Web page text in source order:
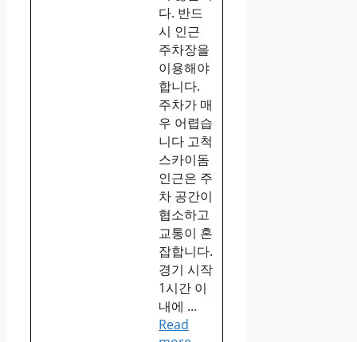
다. 반드
시 인근
주차장을
이용해야
합니다.
주차가 매
우 어렵습
니다 고척
스카이돔
인근은 주
차 공간이
협소하고
교통이 혼
잡합니다.
경기 시작
1시간 이
내에 ...
Read